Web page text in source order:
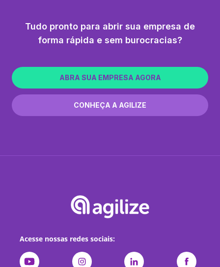
Tudo pronto para abrir sua empresa de
forma rápida e sem burocracias?
ABRA SUA EMPRESA AGORA
CONHEÇA A AGILIZE
Acesse nossas redes sociais: